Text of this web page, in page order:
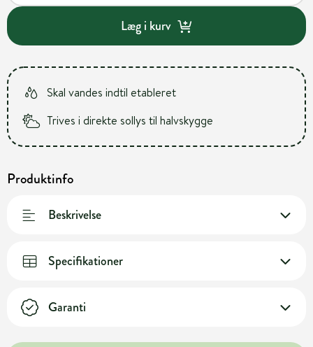
Læg i kurv
Skal vandes indtil etableret
Trives i direkte sollys til halvskygge
Produktinfo
Beskrivelse
Specifikationer
Garanti